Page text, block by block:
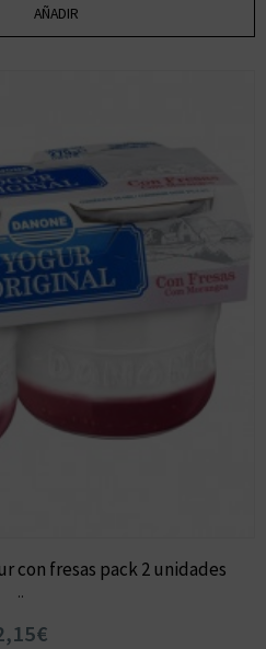
AÑADIR
con fresas pack 2 unidades
..